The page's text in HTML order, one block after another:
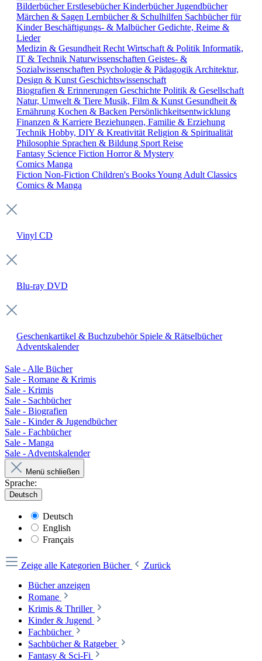
BilderbücherErstlesebücherKinderbücherJugendbücher
Märchen & Sagen Lernbücher & Schulhilfen Sachbücher für
KinderBeschäftigungs- & MalbücherGedichte, Reime &
Lieder
Medizin & Gesundheit Recht Wirtschaft & Politik Informatik,
IT & Technik Naturwissenschaften Geistes- &
Sozialwissenschaften Psychologie & Pädagogik Architektur,
Design & Kunst Geschichtswissenschaft
Biografien & Erinnerungen Geschichte Politik & Gesellschaft
Natur, Umwelt & Tiere Musik, Film & Kunst Gesundheit &
Ernährung Kochen & Backen Persönlichkeitsentwicklung
Finanzen & Karriere Beziehungen, Familie & Erziehung
Technik Hobby, DIY & Kreativität Religion & Spiritualität
Philosophie Sprachen & Bildung Sport Reise
Fantasy Science Fiction Horror & Mystery
Comics Manga
Fiction Non-Fiction Children's BooksYoung Adult Classics
Comics & Manga
Vinyl CD
Blu-ray DVD
Geschenkartikel & Buchzubehör Spiele & Rätselbücher
Adventskalender
Sale - Alle Bücher
Sale - Romane & Krimis
Sale - Krimis
Sale - Sachbücher
Sale - Biografien
Sale - Kinder & Jugendbücher
Sale - Fachbücher
Sale - Manga
Sale - Adventskalender
Menü schließen
Sprache:
Deutsch
Deutsch
English
Français
Zeige alle Kategorien Bücher
Zurück
Bücher anzeigen
Romane
Krimis & Thriller
Kinder & Jugend
Fachbücher
Sachbücher & Ratgeber
Fantasy & Sci-Fi